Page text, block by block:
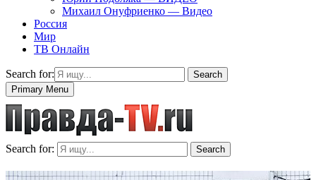
Михаил Онуфриенко — Видео
Россия
Мир
ТВ Онлайн
Search for:
Search
Primary Menu
Search for: Search